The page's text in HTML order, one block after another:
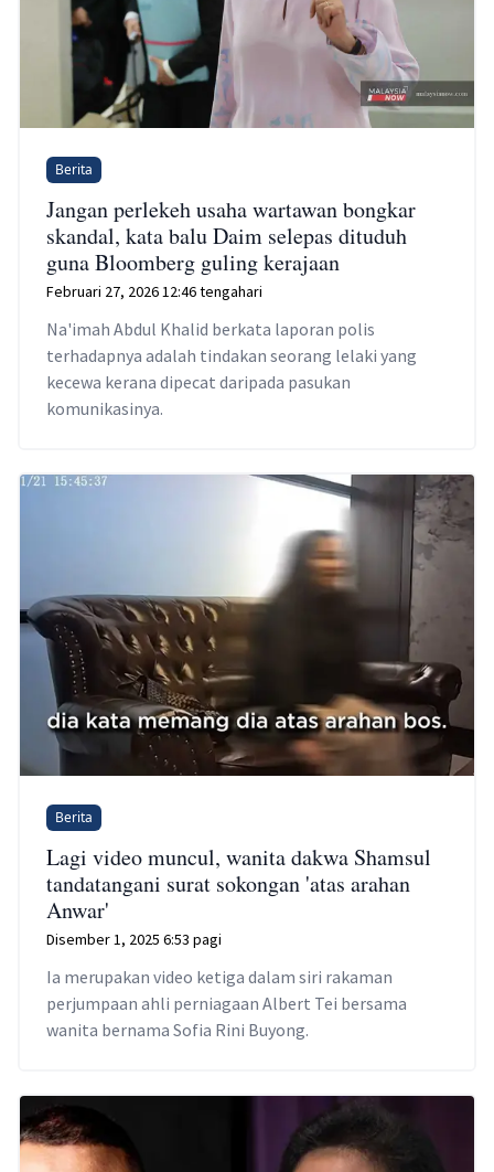
Berita
Jangan perlekeh usaha wartawan bongkar
skandal, kata balu Daim selepas dituduh
guna Bloomberg guling kerajaan
Februari 27, 2026 12:46 tengahari
Na'imah Abdul Khalid berkata laporan polis
terhadapnya adalah tindakan seorang lelaki yang
kecewa kerana dipecat daripada pasukan
komunikasinya.
Berita
Lagi video muncul, wanita dakwa Shamsul
tandatangani surat sokongan 'atas arahan
Anwar'
Disember 1, 2025 6:53 pagi
Ia merupakan video ketiga dalam siri rakaman
perjumpaan ahli perniagaan Albert Tei bersama
wanita bernama Sofia Rini Buyong.